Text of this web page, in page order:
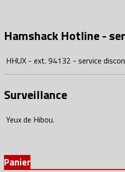
Hamshack Hotline -
HHUX - ext. 94132 - service
Surveillance
Yeux de Hibou.
Panier